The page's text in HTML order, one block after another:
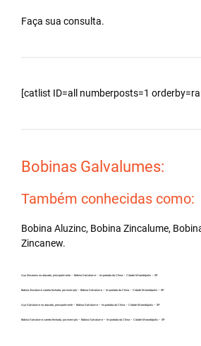
Faça sua consulta.
[catlist ID=all numberposts=1
Bobinas Galvalumes:
Também conhecidas como:
Bobina Aluzinc, Bobina Zincalume,
Zincanew.
Aço Zincanew no atacado, principalmente – Bobina Galvalume – Importada da China – Cidade Mirandópolis – SP.
Bobina Zincalume carreta fechada, por exemplo – Bobina Galvalume – Importada da China – Cidade Mirandópolis – SP.
Aço Galvalume no atacado, principalmente – Bobina Galvalume – Importada da China – Cidade Mirandópolis – SP.
Bobina Galvalume carreta fechada, por exemplo – Bobina Galvalume – Importada da China – Cidade Mirandópolis – SP.